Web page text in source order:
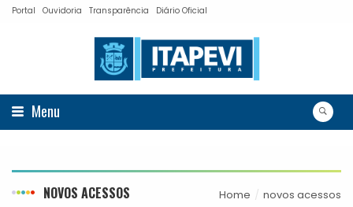
Portal Ouvidoria Transparência Diário Oficial
Menu
NOVOS ACESSOS Home novos acessos